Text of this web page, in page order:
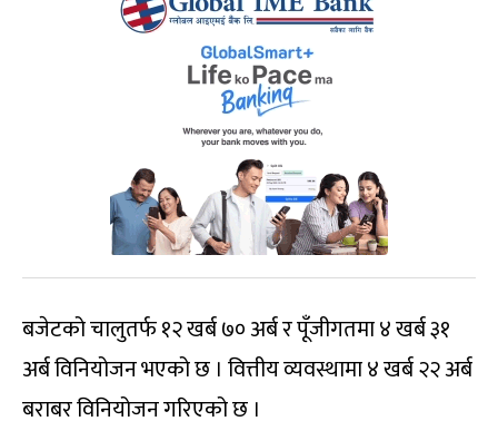
बजेटको चालुतर्फ १२ खर्ब ७० अर्ब र पूँजीगतमा ४ खर्ब ३१
अर्ब विनियोजन भएको छ । वित्तीय व्यवस्थामा ४ खर्ब २२ अर्ब
बराबर विनियोजन गरिएको छ ।